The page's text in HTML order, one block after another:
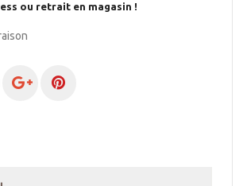
ou retrait en magasin !